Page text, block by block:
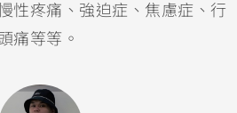
性疼痛、強迫症、焦慮症、行
痛等等。